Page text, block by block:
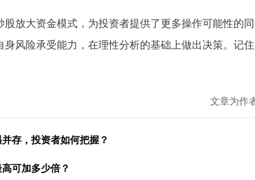
放大资金模式，为投资者提供了更多操作可能性的
风险承受能力，在理性分析的基础上做出决策。记
文章为作
存，投资者如何把握？
可加多少倍？